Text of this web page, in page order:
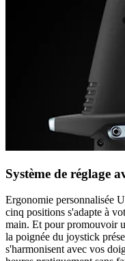
Système de réglage
Ergonomie personnalisée
cinq positions s'adapte à
main. Et pour promouvoir
la poignée du joystick
s'harmonisent avec vos